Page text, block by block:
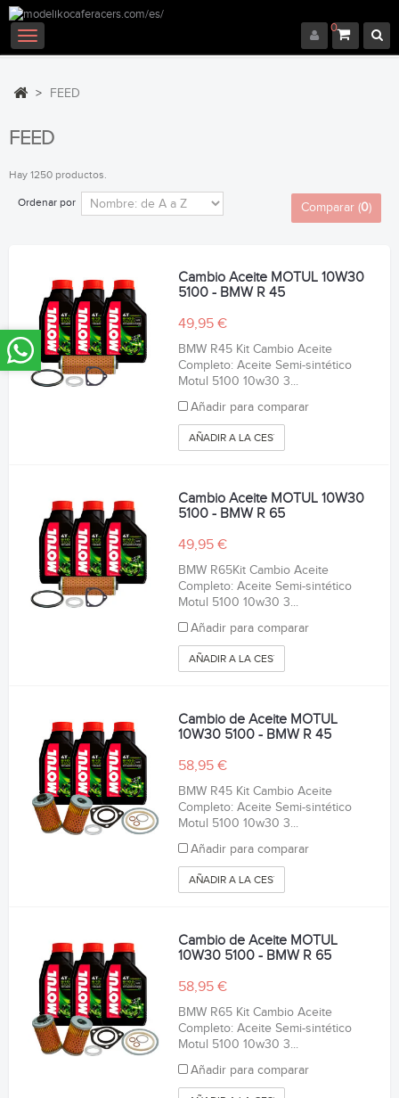
0
Navegación
Toggle
> FEED
FEED
Hay 1250 productos.
Ordenar por Comparar (0)
Cambio Aceite MOTUL 10W30
5100 - BMW R 45
49,95 €
BMW R45 Kit Cambio Aceite
Completo: Aceite Semi-sintético
Motul 5100 10w30 3...
Añadir para comparar
AÑADIR A LA CESTA
Cambio Aceite MOTUL 10W30
5100 - BMW R 65
49,95 €
BMW R65Kit Cambio Aceite
Completo: Aceite Semi-sintético
Motul 5100 10w30 3...
Añadir para comparar
AÑADIR A LA CESTA
Cambio de Aceite MOTUL
10W30 5100 - BMW R 45
58,95 €
BMW R45 Kit Cambio Aceite
Completo: Aceite Semi-sintético
Motul 5100 10w30 3...
Añadir para comparar
AÑADIR A LA CESTA
Cambio de Aceite MOTUL
10W30 5100 - BMW R 65
58,95 €
BMW R65 Kit Cambio Aceite
Completo: Aceite Semi-sintético
Motul 5100 10w30 3...
Añadir para comparar